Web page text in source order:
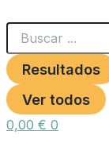
Resultados
Ver todos
0,00 € 0